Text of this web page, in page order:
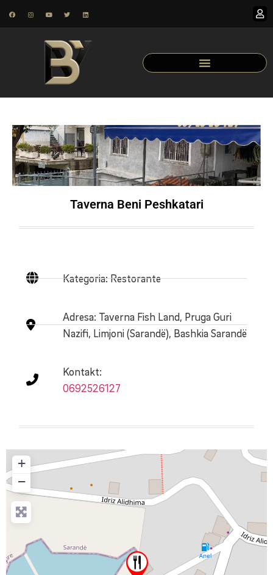
Taverna Beni Peshkatari
Kategoria: Restorante
Adresa: Taverna Fish Land, Pruga Guri
Nazifi, Limjoni (Sarandë), Bashkia Sarandë
Kontakt:
0692526127
+
−